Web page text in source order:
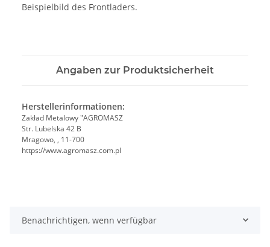
Beispielbild des Frontladers.
Angaben zur Produktsicherheit
Herstellerinformationen:
Zakład Metalowy "AGROMASZ
Str. Lubelska 42 B
Mragowo, , 11-700
https://www.agromasz.com.pl
Benachrichtigen, wenn verfügbar